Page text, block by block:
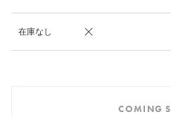
在庫なし
COMING